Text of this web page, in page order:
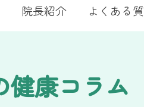
院長紹介 よくある
健康コラム